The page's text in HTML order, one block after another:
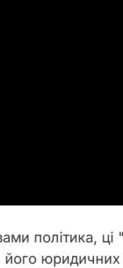
політика, ці
його